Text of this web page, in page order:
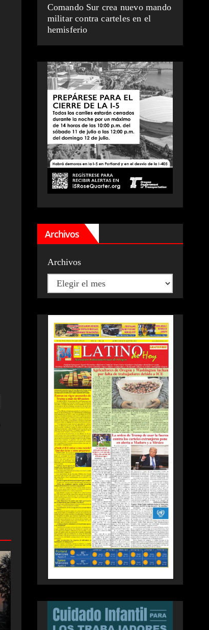
Comando Sur crea nuevo mando
militar contra carteles en el
hemisferio
Archivos
Archivos